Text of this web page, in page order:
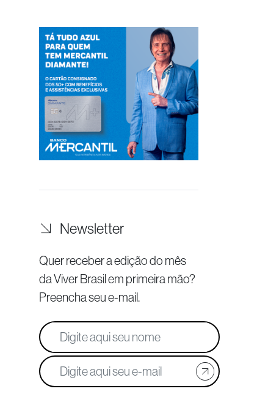
Newsletter
Quer receber a edição do mês
da Viver Brasilem primeira mão?
Preencha seu e-mail.